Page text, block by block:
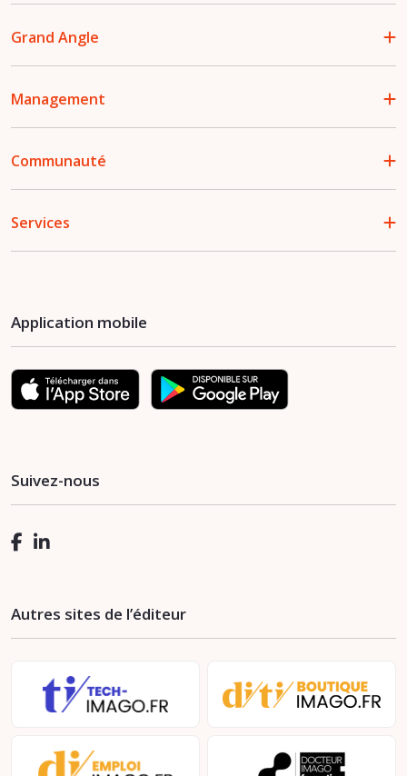
Grand Angle
Management
Communauté
Services
Application mobile
Suivez-nous
Autres sites de l’éditeur